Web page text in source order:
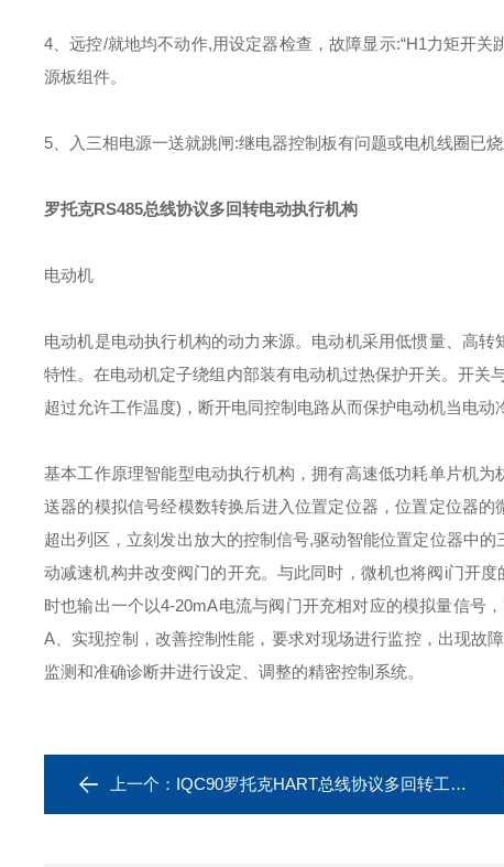
4、远控/就地均不动作,用设定器检查，故障显示:“H1力矩开
源板组件。
5、入三相电源一送就跳闸:继电器控制板有问题或电机线圈已烧
罗托克RS485总线协议多回转电动执行机构
电动机
电动机是电动执行机构的动力来源。电动机采用低惯量、高
特性。在电动机定子绕组内部装有电动机过热保护开关。开
超过允许工作温度)，断开电同控制电路从而保护电动机当电动
基本工作原理智能型电动执行机构，拥有高速低功耗单片机
送器的模拟信号经模数转换后进入位置定位器，位置定位器
超出列区，立刻发出放大的控制信号,驱动智能位置定位器中
动减速机构井改变阀门的开充。与此同时，微机也将阀i门开
时也输出一个以4-20mA电流与阀门开充相对应的模拟量信号
A、实现控制，改善控制性能，要求对现场进行监控，出现故
监测和准确诊断井进行设定、调整的精密控制系统。
上一个： IQC90罗托克HART总线协议多回转工业总线阀门装置